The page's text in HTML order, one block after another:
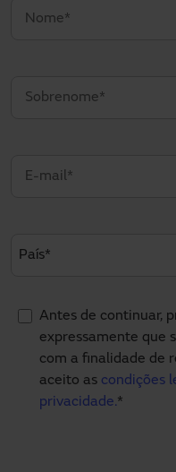
Antes de continuar,
expressamente que
com a finalidade de
aceito as condições
privacidade.*